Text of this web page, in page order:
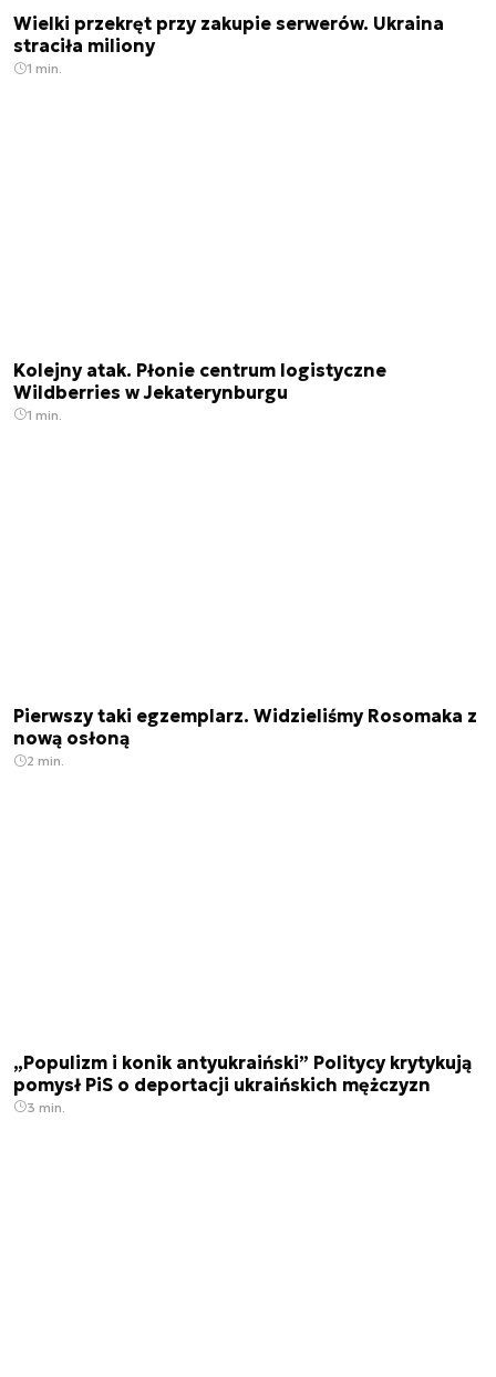
Wielki przekręt przy zakupie serwerów. Ukraina
straciła miliony
1 min.
Kolejny atak. Płonie centrum logistyczne
Wildberries w Jekaterynburgu
1 min.
Pierwszy taki egzemplarz. Widzieliśmy Rosomaka z
nową osłoną
2 min.
„Populizm i konik antyukraiński” Politycy krytykują
pomysł PiS o deportacji ukraińskich mężczyzn
3 min.